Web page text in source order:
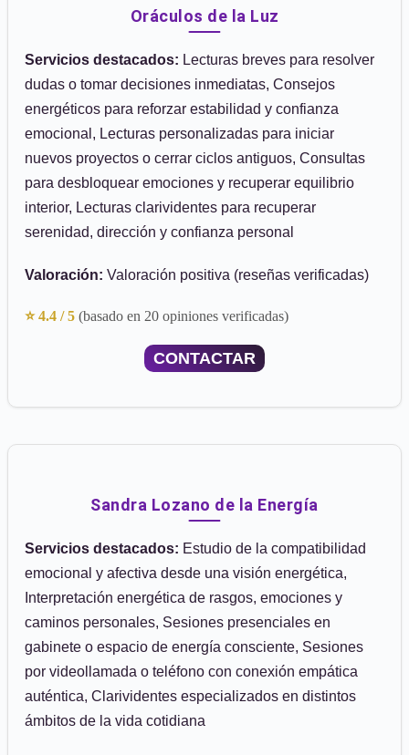
Oráculos de la Luz
Servicios destacados: Lecturas breves para resolver
dudas o tomar decisiones inmediatas, Consejos
energéticos para reforzar estabilidad y confianza
emocional, Lecturas personalizadas para iniciar
nuevos proyectos o cerrar ciclos antiguos, Consultas
para desbloquear emociones y recuperar equilibrio
interior, Lecturas clarividentes para recuperar
serenidad, dirección y confianza personal
Valoración: Valoración positiva (reseñas verificadas)
⭐ 4.4 / 5 (basado en 20 opiniones verificadas)
CONTACTAR
Sandra Lozano de la Energía
Servicios destacados: Estudio de la compatibilidad
emocional y afectiva desde una visión energética,
Interpretación energética de rasgos, emociones y
caminos personales, Sesiones presenciales en
gabinete o espacio de energía consciente, Sesiones
por videollamada o teléfono con conexión empática
auténtica, Clarividentes especializados en distintos
ámbitos de la vida cotidiana